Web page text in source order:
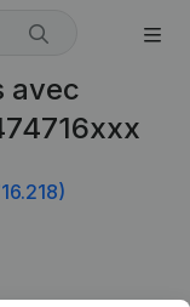
avec